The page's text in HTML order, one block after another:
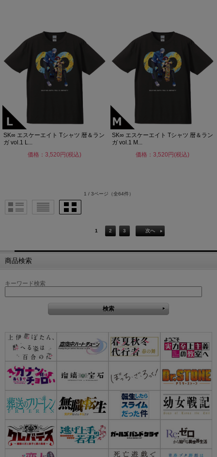
SK∞ エスケーエイト Tシャツ 暦＆ラン
ガ vol.1 L...
価格：3,520円(税込)
SK∞ エスケーエイト Tシャツ 暦＆ラン
ガ vol.1 M...
価格：3,520円(税込)
1 / 3ページ （全64件）
1 2 3 次へ
商品検索
キーワード検索